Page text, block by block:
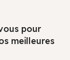
pour
meilleures